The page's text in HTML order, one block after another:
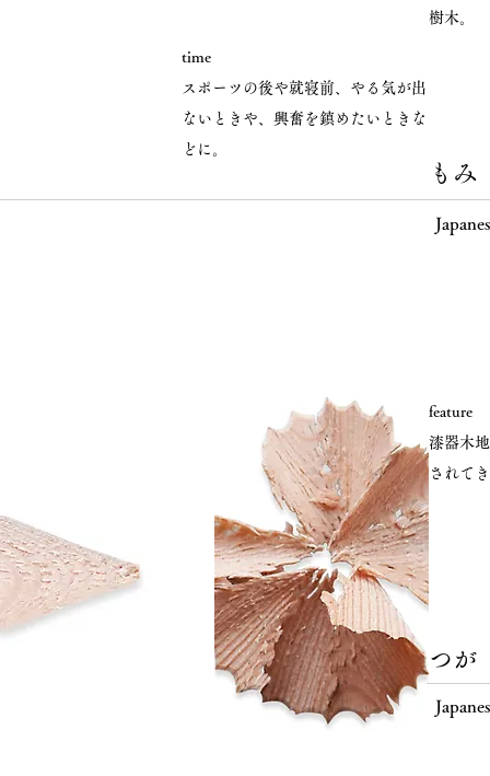
time
スポーツの後や就寝前、やる気が出
ないときや、興奮を鎮めたいときな
どに。
樹木。
もみ
feature
漆器木
されて
つが